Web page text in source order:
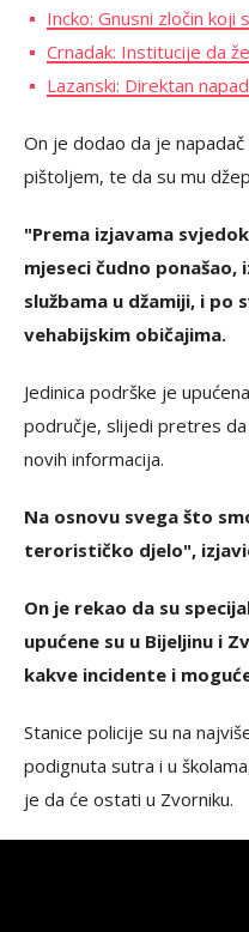
Incko: Gnusni zločin koji
Crnadak: Institucije da
Lazanski: Direktan
On je dodao da je
pištoljem, te da su mu
"Prema izjavama
mjeseci čudno ponašao,
službama u džamiji, i po
vehabijskim običajima.
Jedinica podrške je
područje, slijedi pretres da
novih informacija.
Na osnovu svega što
terorističko djelo",
On je rekao da su
upućene su u Bijeljinu i
kakve incidente i
Stanice policije su na
podignuta sutra i u
je da će ostati u Zvorniku.